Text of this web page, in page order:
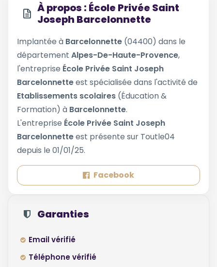
À propos : École Privée Saint
Joseph Barcelonnette
Implantée à Barcelonnette (04400) dans le
département Alpes-De-Haute-Provence,
l'entreprise École Privée Saint Joseph
Barcelonnetteest spécialisée dans l'activité de
Etablissements scolaires (Éducation &
Formation) à Barcelonnette.
L'entreprise École Privée Saint Joseph
Barcelonnetteest présente sur Toutle04
depuis le 01/01/25.
Facebook
Garanties
Email vérifié
Téléphone vérifié